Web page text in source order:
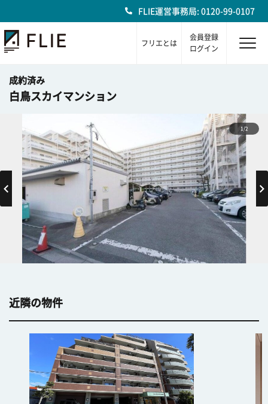
FLIE運営事務局: 0120-99-0107
フリエとは
会員登録
ログイン
成約済み
白鳥スカイマンション
1/2
近隣の物件